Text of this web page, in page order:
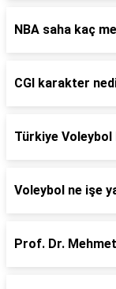
NBA saha kaç
CGI karakter
Türkiye Voleybol
Voleybol ne işe
Prof. Dr.